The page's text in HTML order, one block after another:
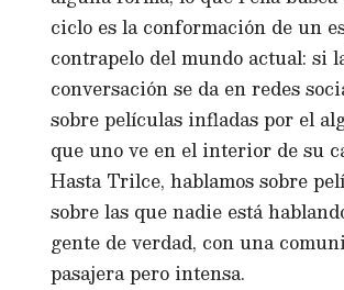
ciclo es la conformación de un
contrapelo del mundo actual: si
conversación se da en redes
sobre películas infladas por el
que uno ve en el interior de su
Hasta Trilce, hablamos sobre
sobre las que nadie está
gente de verdad, con una
pasajera pero intensa.